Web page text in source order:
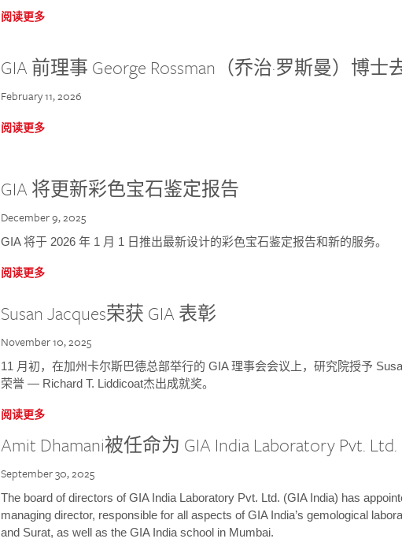
阅读更多
GIA 前理事 George Rossman（乔治·罗斯曼）博士
February 11, 2026
阅读更多
GIA 将更新彩色宝石鉴定报告
December 9, 2025
GIA 将于 2026 年 1 月 1 日推出最新设计的彩色宝石鉴定报告和新的服务。
阅读更多
Susan Jacques荣获 GIA 表彰
November 10, 2025
11 月初，在加州卡尔斯巴德总部举行的 GIA 理事会会议上，研究院授予
荣誉 — Richard T. Liddicoat杰出成就奖。
阅读更多
Amit Dhamani被任命为 GIA India Laboratory Pvt.
September 30, 2025
The board of directors of GIA India Laboratory Pvt. Ltd. (GIA India) has
managing director, responsible for all aspects of GIA India’s gemological
and Surat, as well as the GIA India school in Mumbai.